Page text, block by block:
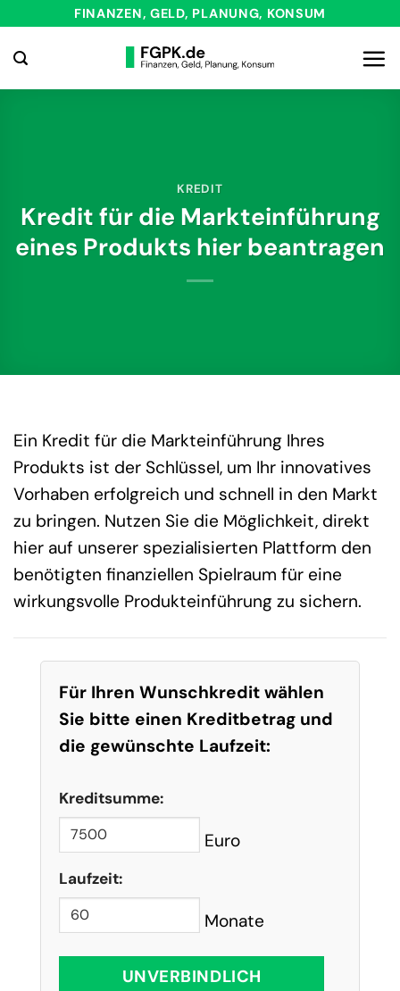
springen
FINANZEN, GELD, PLANUNG, KONSUM
KREDIT
Kredit für die Markteinführung
eines Produkts hier beantragen
Ein Kredit für die Markteinführung Ihres
Produkts ist der Schlüssel, um Ihr innovatives
Vorhaben erfolgreich und schnell in den Markt
zu bringen. Nutzen Sie die Möglichkeit, direkt
hier auf unserer spezialisierten Plattform den
benötigten finanziellen Spielraum für eine
wirkungsvolle Produkteinführung zu sichern.
Für Ihren Wunschkredit wählen
Sie bitte einen Kreditbetrag und
die gewünschte Laufzeit:
Kreditsumme:
Euro
Laufzeit:
Monate
UNVERBINDLICH